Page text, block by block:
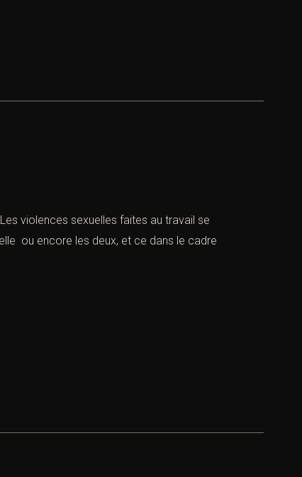
violences sexuelles faites au travail se
ou encore les deux, et ce dans le cadre